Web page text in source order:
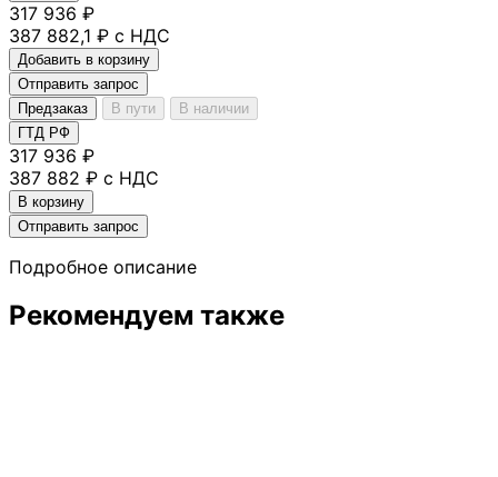
317 936 ₽
387 882,1 ₽ с НДС
Добавить в корзину
Отправить запрос
Предзаказ
В пути
В наличии
ГТД РФ
317 936 ₽
387 882 ₽ с НДС
В корзину
Отправить запрос
Подробное описание
Рекомендуем также